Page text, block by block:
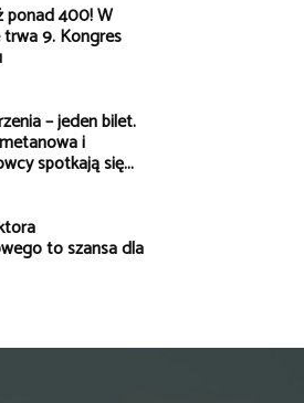
ponad 400! W
9. Kongres
– jeden bilet.
i
spotkają się...
to szansa dla